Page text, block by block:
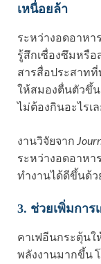
เหนื่อยล้า
ระหว่างอดอาหา
รู้สึกเซื่องซึมหรือ
สารสื่อประสาทที่
ให้สมองตื่นตัวขึ้น
ไม่ต้องกินอะไรเล
งานวิจัยจาก
ระหว่างอดอาห
ทำงานได้ดีขึ้นด้ว
3. ช่วยเพิ่มกา
คาเฟอีนกระตุ้น
พลังงานมากขึ้น